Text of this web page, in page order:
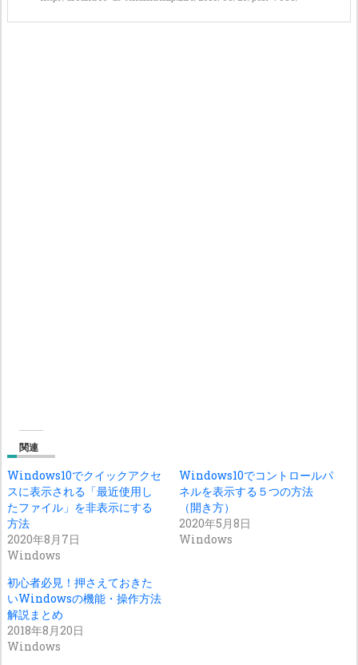
関連
Windows10でクイックアクセ
スに表示される「最近使用し
たファイル」を非表示にする
方法
2020年8月7日
Windows
Windows10でコントロールパ
ネルを表示する５つの方法
（開き方）
2020年5月8日
Windows
初心者必見！押さえておきた
いWindowsの機能・操作方法
解説まとめ
2018年8月20日
Windows